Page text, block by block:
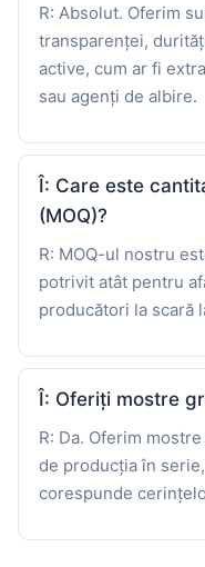
R: Absolut. Oferim
transparenței,
active, cum ar fi
sau agenți de albire.
Î: Care este
(MOQ)?
R: MOQ-ul nostru
potrivit atât pentru
producători la scară
Î: Oferiți mostre
R: Da. Oferim
de producția în
corespunde